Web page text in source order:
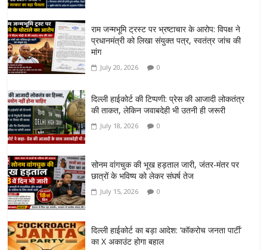
राम जन्मभूमि ट्रस्ट पर भ्रष्टाचार के आरोप: विपक्ष ने
प्रधानमंत्री को लिखा संयुक्त पत्र, स्वतंत्र जांच की
मांग
July 20, 2026 0
दिल्ली हाईकोर्ट की टिप्पणी: प्रेस की आजादी लोकतंत्र
की ताकत, लेकिन जवाबदेही भी उतनी ही जरूरी
July 18, 2026 0
सोनम वांगचुक की भूख हड़ताल जारी, जंतर-मंतर पर
छात्रों के भविष्य को लेकर संघर्ष तेज
July 15, 2026 0
दिल्ली हाईकोर्ट का बड़ा आदेश: ‘कॉकरोच जनता पार्टी’
का X अकाउंट होगा बहाल